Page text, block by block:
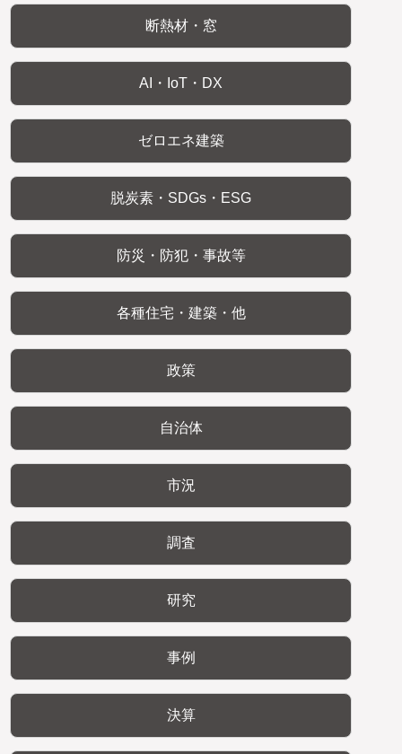
断熱材・窓
AI・IoT・DX
ゼロエネ建築
脱炭素・SDGs・ESG
防災・防犯・事故等
各種住宅・建築・他
政策
自治体
市況
調査
研究
事例
決算